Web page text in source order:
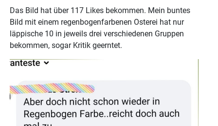
Das Bild hat über 117 Likes bekommen. Mein buntes
Bild mit einem regenbogenfarbenen Osterei hat nur
läppische 10 in jeweils drei verschiedenen Gruppen
bekommen, sogar Kritik geerntet.